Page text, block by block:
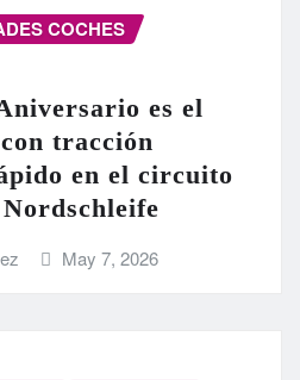
COCHES
es el
tracción
en el circuito
May 7, 2026